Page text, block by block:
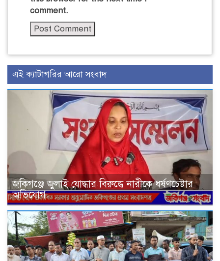
comment.
এই ক্যাটাগরির আরো সংবাদ
জকিগঞ্জে জুলাই যোদ্ধার বিরুদ্ধে নারীকে ধর্ষণচেষ্টার
অভিযোগ